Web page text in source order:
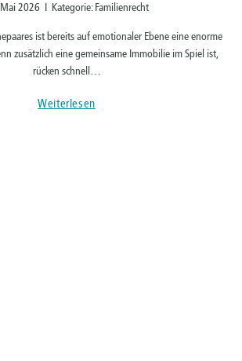
2026 I Kategorie: Familienrecht
ist bereits auf emotionaler Ebene eine enorme
zusätzlich eine gemeinsame Immobilie im Spiel ist,
rücken schnell…
Weiterlesen